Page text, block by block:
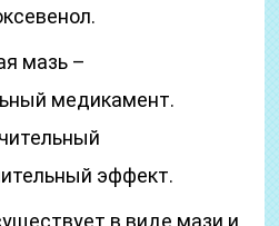
мазь –
медикамент.
эффект.
в виде мази и